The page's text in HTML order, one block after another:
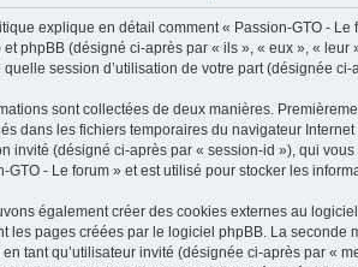
explique en détail comment « Passion-GTO -
et phpBB (désigné ci-après par « ils », « eux », «
quelle session d’utilisation de votre part (désignée
sont collectées de deux manières.
dans les fichiers temporaires du navigateur
invité (désigné ci-après par « session-id »), qui
GTO - Le forum » et est utilisé pour stocker les
également créer des cookies externes au
les pages créées par le logiciel phpBB. La seconde
tant qu’utilisateur invité (désignée ci-après par «